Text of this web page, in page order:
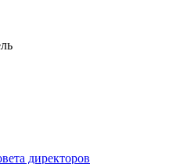
директоров